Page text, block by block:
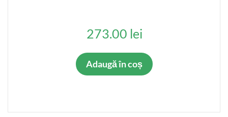
273.00 lei
Adaugă în coș